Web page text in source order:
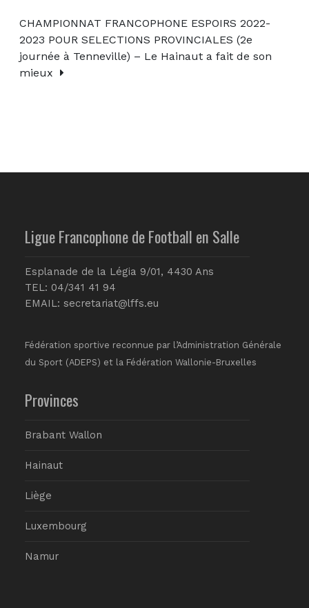
CHAMPIONNAT FRANCOPHONE ESPOIRS 2022-
2023 POUR SELECTIONS PROVINCIALES (2e
journée à Tenneville) – Le Hainaut a fait de son
mieux
Ligue Francophone de Football en Salle
Esplanade de la Légia 9/01, 4430 Ans
TEL: 04/341 41 94
EMAIL: secretariat@lffs.eu
Fédération sportive reconnue par l’Administration Générale
du Sport (ADEPS) et la Fédération Wallonie-Bruxelles
Provinces
Brabant Wallon
Hainaut
Liège
Luxembourg
Namur